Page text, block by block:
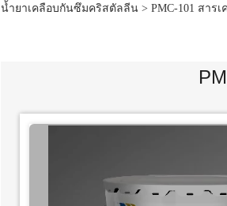
น้ำยาเคลือบกันซึมคริสตัลลีน > PMC-101 สาร